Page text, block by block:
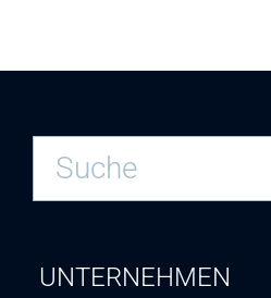
UNTERNEHMEN